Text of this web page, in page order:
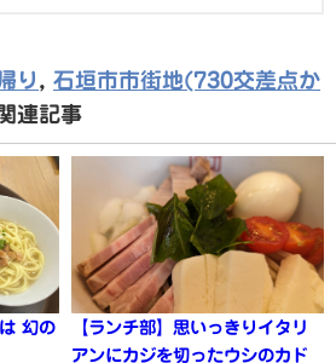
り , 石垣市市街地(730交差点か
連記事
幻の
【ランチ部】思いっきりイタリ
アンにカジを切ったウシのカド